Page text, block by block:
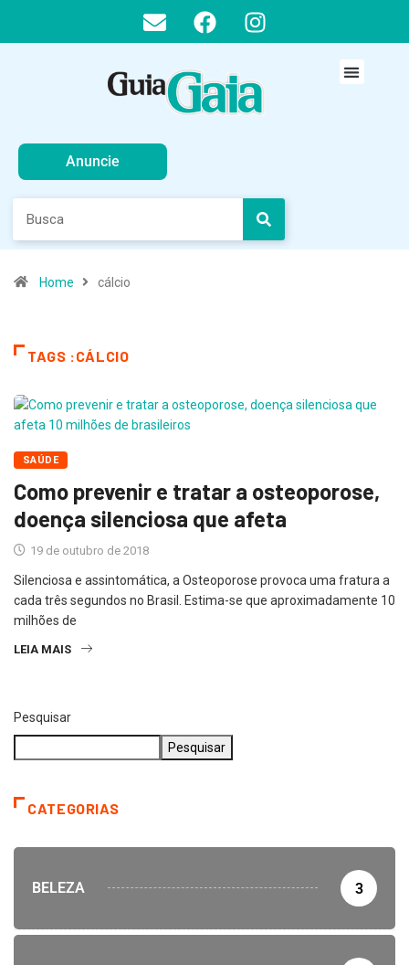
Anuncie
Home cálcio
TAGS :CÁLCIO
SAÚDE
Como prevenir e tratar a osteoporose,
doença silenciosa que afeta
19 de outubro de 2018
Silenciosa e assintomática, a Osteoporose provoca uma fratura a
cada três segundos no Brasil. Estima-se que aproximadamente 10
milhões de
LEIA MAIS
Pesquisar
Pesquisar
CATEGORIAS
BELEZA 3